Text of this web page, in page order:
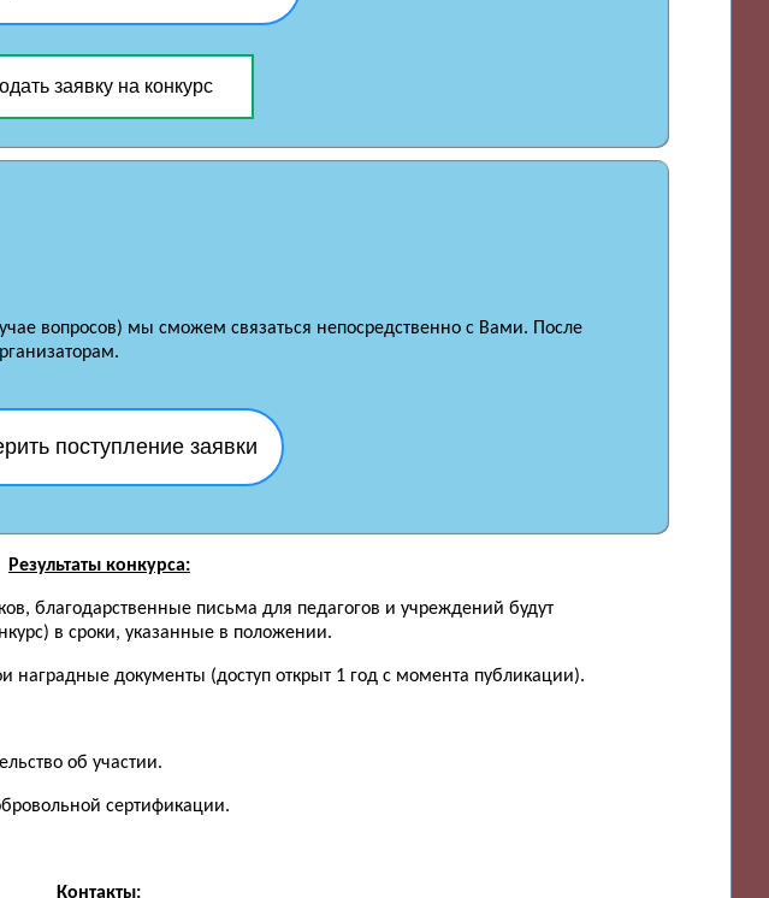
заявку на конкурс
вопросов) мы сможем связаться непосредственно с Вами. После
поступление заявки
Результаты конкурса:
благодарственные письма для педагогов и учреждений будут
в сроки, указанные в положении.
наградные документы (доступ открыт 1 год с момента публикации).
об участии.
сертификации.
Контакты: